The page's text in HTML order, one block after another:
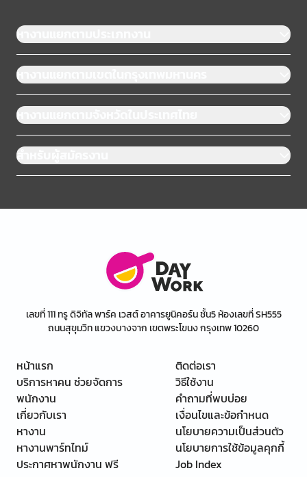
หางานแยกตามประเภทงาน
หางานแยกตามเขตในกรุงเทพมหานคร
หางานแยกตามจังหวัดในประเทศไทย
สำหรับผู้สมัครงาน
เลขที่ 111 ทรู ดิจิทัล พาร์ค เวสต์ อาคารยูนิคอร์น ชั้น5 ห้องเลขที่ SH555
ถนนสุขุมวิท แขวงบางจาก เขตพระโขนง กรุงเทพ 10260
หน้าแรก
บริการหาคน ช่วยจัดการ
พนักงาน
เกี่ยวกับเรา
หางาน
หางานพาร์ทไทม์
ประกาศหาพนักงาน ฟรี
ติดต่อเรา
วิธีใช้งาน
คำถามที่พบบ่อย
เงื่อนไขและข้อกำหนด
นโยบายความเป็นส่วนตัว
นโยบายการใช้ข้อมูลคุกกี้
Job Index